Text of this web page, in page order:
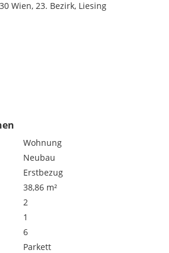
Wien, 23. Bezirk, Liesing
Wohnung
Neubau
Erstbezug
38,86 m²
2
1
6
Parkett